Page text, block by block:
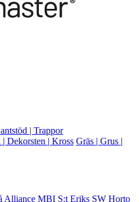
| Trappor
| Dekorsten | Kross Gräs | Grus |
Alliance MBI S:t Eriks SW Horto